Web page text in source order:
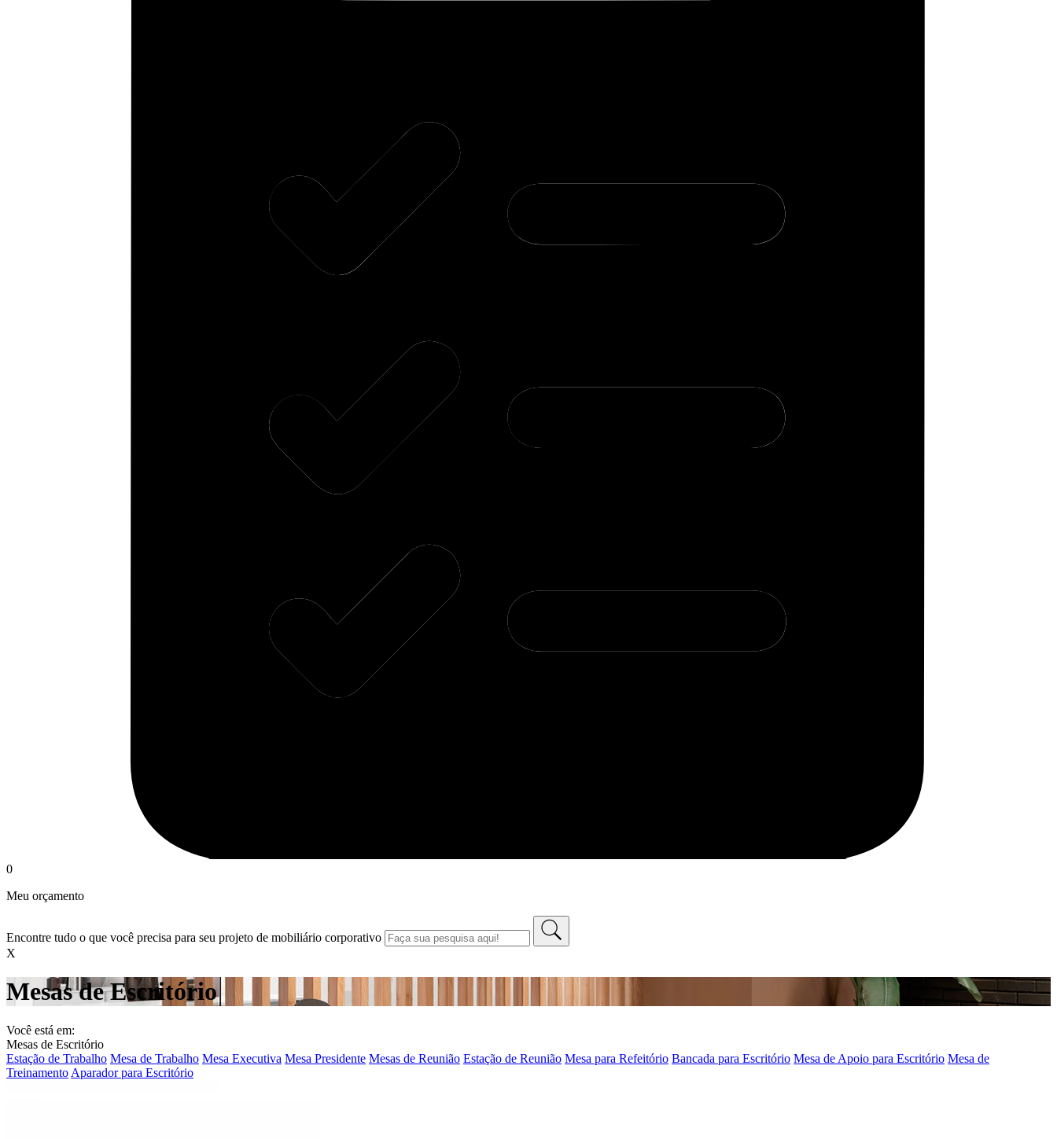
0
Meu orçamento
Encontre tudo o que você precisa para seu projeto de mobiliário corporativo
X
Mesas de Escritório
Você está em:
Mesas de Escritório
Estação de Trabalho Mesa de Trabalho Mesa Executiva Mesa Presidente Mesas de Reunião Estação de Reunião Mesa para Refeitório Bancada para Escritório Mesa de Apoio para Escritório Mesa de
Treinamento Aparador para Escritório